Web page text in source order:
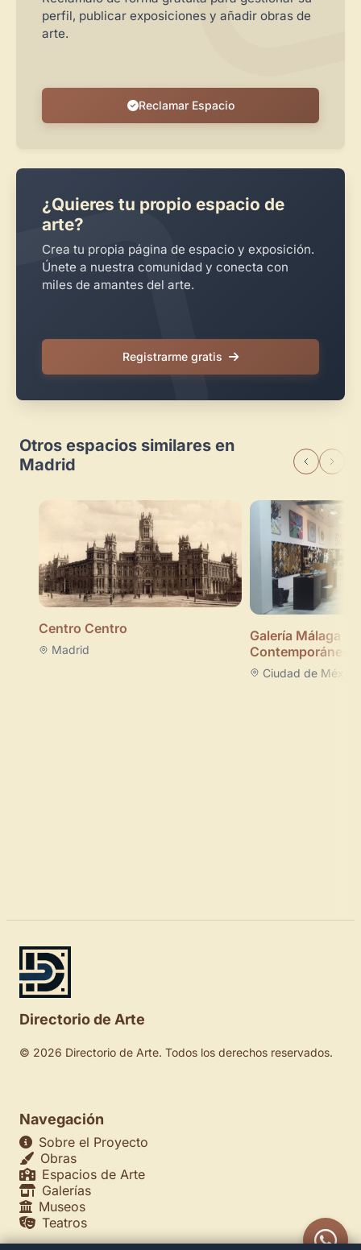
perfil, publicar exposiciones y añadir obras de
arte.
Reclamar Espacio
¿Quieres tu propio espacio de
arte?
Crea tu propia página de espacio y exposición.
Únete a nuestra comunidad y conecta con
miles de amantes del arte.
Registrarme gratis
Otros espacios similares en
Madrid
Centro Centro
Madrid
Galería Málaga
Contemporáneo
Ciudad de México
Directorio de Arte
© 2026 Directorio de Arte. Todos los derechos reservados.
Navegación
Sobre el Proyecto
Obras
Espacios de Arte
Galerías
Museos
Teatros